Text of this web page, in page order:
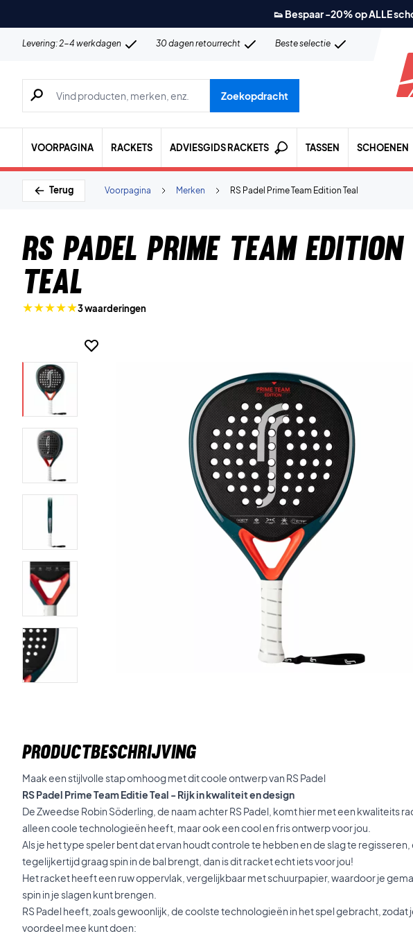
👟 Bespaar -20% op ALLE
Levering: 2-4 werkdagen 30 dagen retourrecht Beste selectie
Zoeken naar producten, merken etc.
Zoekopdracht
VOORPAGINA RACKETS ADVIESGIDS RACKETS TASSEN SCHOENEN
Terug RS Padel Prime Team Edition Teal
Merken
Voorpagina
RS Padel Prime Team Edition
Teal
3 waarderingen
PRODUCTBESCHRIJVING
Maak een stijlvolle stap omhoog met dit coole ontwerp van RS Padel
RS Padel Prime Team Editie Teal - Rijk in kwaliteit en design
De Zweedse Robin Söderling, de naam achter RS Padel, komt hier met een kwaliteits
alleen coole technologieën heeft, maar ook een cool en fris ontwerp voor jou.
Als je het type speler bent dat ervan houdt controle te hebben en de slag te regisseren,
tegelijkertijd graag spin in de bal brengt, dan is dit racket echt iets voor jou!
Het racket heeft een ruw oppervlak, vergelijkbaar met schuurpapier, waardoor je
spin in je slagen kunt brengen.
RS Padel heeft, zoals gewoonlijk, de coolste technologieën in het spel gebracht, zodat
voordeel mee kunt doen: